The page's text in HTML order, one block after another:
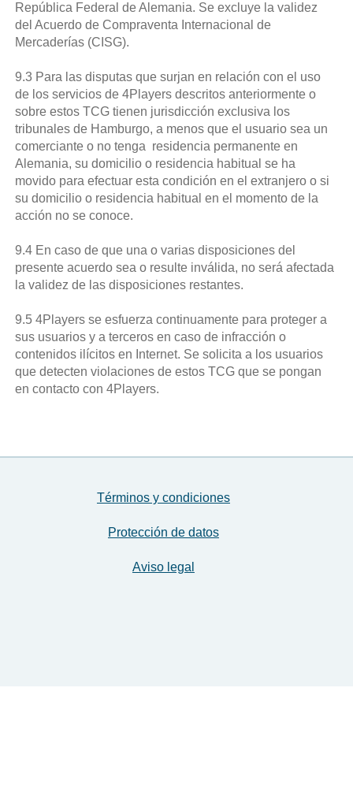
República Federal de Alemania. Se excluye la validez
del Acuerdo de Compraventa Internacional de
Mercaderías (CISG).
9.3 Para las disputas que surjan en relación con el uso
de los servicios de 4Players descritos anteriormente o
sobre estos TCG tienen jurisdicción exclusiva los
tribunales de Hamburgo, a menos que el usuario sea un
comerciante o no tenga residencia permanente en
Alemania, su domicilio o residencia habitual se ha
movido para efectuar esta condición en el extranjero o si
su domicilio o residencia habitual en el momento de la
acción no se conoce.
9.4 En caso de que una o varias disposiciones del
presente acuerdo sea o resulte inválida, no será afectada
la validez de las disposiciones restantes.
9.5 4Players se esfuerza continuamente para proteger a
sus usuarios y a terceros en caso de infracción o
contenidos ilícitos en Internet. Se solicita a los usuarios
que detecten violaciones de estos TCG que se pongan
en contacto con 4Players.
Términos y condiciones
Protección de datos
Aviso legal